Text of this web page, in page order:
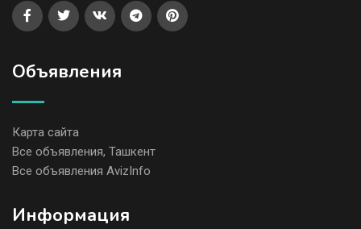
Объявления
Карта сайта
Все объявления, Ташкент
Все объявления AvizInfo
Информация